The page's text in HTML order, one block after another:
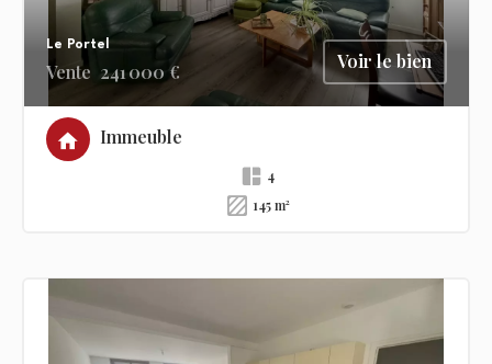
Le Portel
Vente 241 000 € Voir le bien
Immeuble
4
145 m²